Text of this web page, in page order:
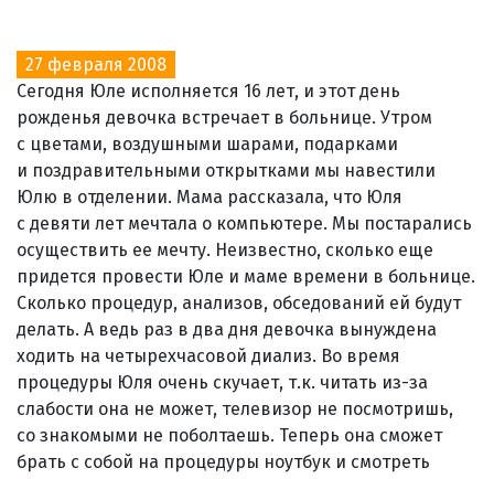
27 февраля 2008
Сегодня Юле исполняется 16 лет, и этот день
рожденья девочка встречает в больнице. Утром
с цветами, воздушными шарами, подарками
и поздравительными открытками мы навестили
Юлю в отделении. Мама рассказала, что Юля
с девяти лет мечтала о компьютере. Мы постарались
осуществить ее мечту. Неизвестно, сколько еще
придется провести Юле и маме времени в больнице.
Сколько процедур, анализов, обседований ей будут
делать. А ведь раз в два дня девочка вынуждена
ходить на четырехчасовой диализ. Во время
процедуры Юля очень скучает, т.к. читать из-за
слабости она не может, телевизор не посмотришь,
со знакомыми не поболтаешь. Теперь она сможет
брать с собой на процедуры ноутбук и смотреть